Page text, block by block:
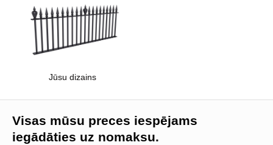
Visas mūsu preces iespējams
iegādāties uz nomaksu.
Jūsu dizains